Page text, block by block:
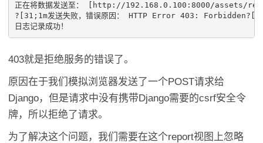
正在将数据发送至： [http://192.168.0.100:8000/
?[31;1m发送失败，错误原因： HTTP Error 403:
403就是拒绝服务的错误了。
原因在于我们模拟浏览器发送了一个POST请求给
Django，但是请求中没有携带Django需要的csrf安全令
牌，所以拒绝了请求。
为了解决这个问题，我们需要在这个report视图上忽略